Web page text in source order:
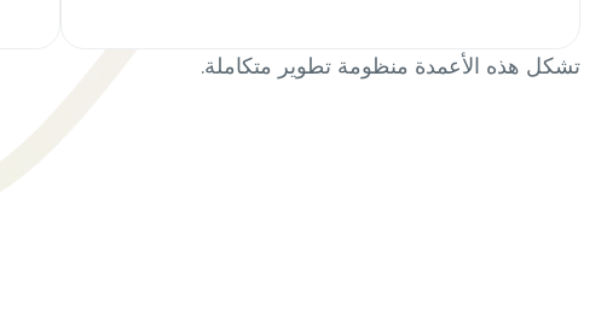
تشكل هذه الأعمدة منظومة تطوير متكاملة.